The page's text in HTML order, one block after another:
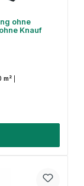
ohne
Knauf
m²